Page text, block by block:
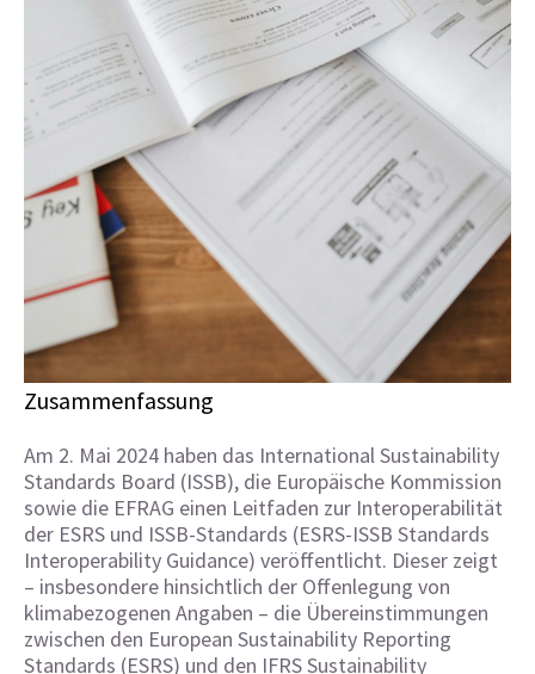
Zusammenfassung
Am 2. Mai 2024 haben das International Sustainability
Standards Board (ISSB), die Europäische Kommission
sowie die EFRAG einen Leitfaden zur Interoperabilität
der ESRS und ISSB-Standards (ESRS-ISSB Standards
Interoperability Guidance) veröffentlicht. Dieser zeigt
– insbesondere hinsichtlich der Offenlegung von
klimabezogenen Angaben – die Übereinstimmungen
zwischen den European Sustainability Reporting
Standards (ESRS) und den IFRS Sustainability